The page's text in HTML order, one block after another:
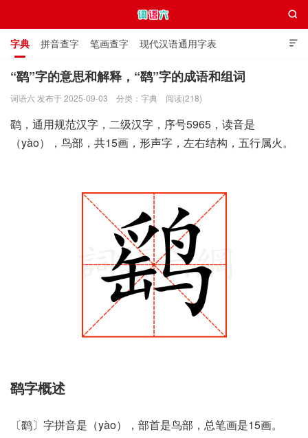

字典 拼音查字 笔画查字 现代汉语通用字表
通用规范汉字表 叠字大全 独体字大全 极简英语词典

“鹞”字的意思和解释，“鹞”字的成语和组词
词语六 发布于 2025-09-03 分类： 字典 阅读(218)
鹞，通用规范汉字，二级汉字，序号5965，读音是
（yào），鸟部，共15画，形声字，左右结构，五行属火。
鹞字概述
〔鹞〕字拼音是（yào），部首是鸟部，总笔画是15画。